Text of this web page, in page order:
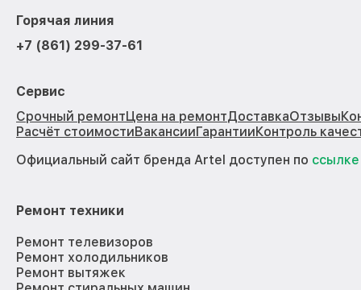
Горячая линия
+7 (861) 299-37-61
Сервис
Срочный ремонтЦена на ремонтДоставкаОтзывы
Расчёт стоимостиВакансииГарантииКонтроль
Официальный сайт бренда Artel доступен по ссылке
Ремонт техники
Ремонт телевизоров
Ремонт холодильников
Ремонт вытяжек